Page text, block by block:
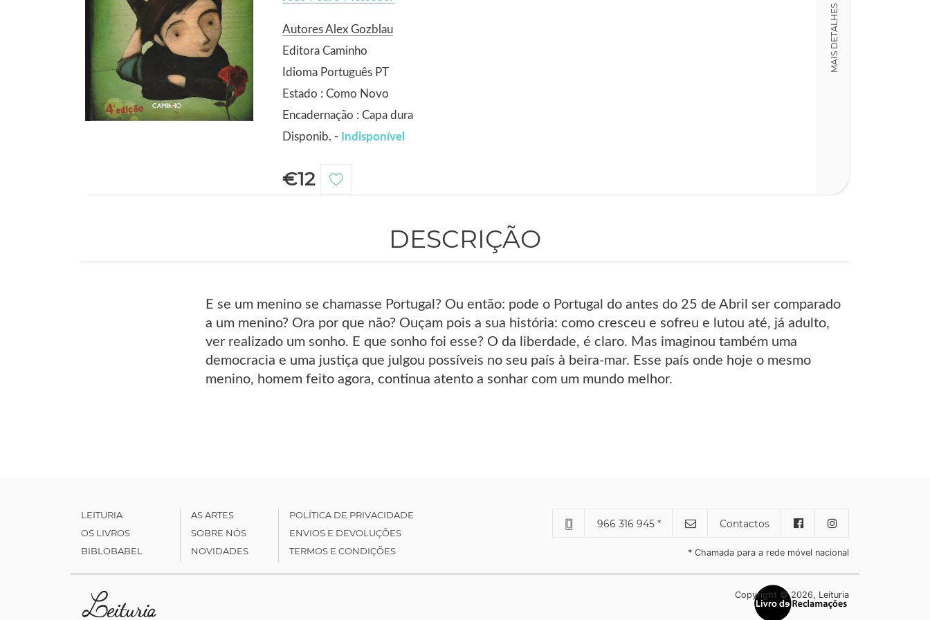
Autores Alex Gozblau
Editora Caminho
Idioma Português PT
Estado : Como Novo
Encadernação : Capa dura
Disponib. - Indisponível
€12
MAIS DETALHES
DESCRIÇÃO
E se um menino se chamasse Portugal? Ou então: pode o Portugal do antes do 25 de Abril ser comparado
a um menino? Ora por que não? Ouçam pois a sua história: como cresceu e sofreu e lutou até, já adulto,
ver realizado um sonho. E que sonho foi esse? O da liberdade, é claro. Mas imaginou também uma
democracia e uma justiça que julgou possíveis no seu país à beira-mar. Esse país onde hoje o mesmo
menino, homem feito agora, continua atento a sonhar com um mundo melhor.
LEITURIA
OS LIVROS
BIBLOBABEL
AS ARTES
SOBRE NÓS
NOVIDADES
POLÍTICA DE PRIVACIDADE
ENVIOS E DEVOLUÇÕES
TERMOS E CONDIÇÕES
966 316 945 * Contactos
* Chamada para a rede móvel nacional
Copyright © 2026, Leituria